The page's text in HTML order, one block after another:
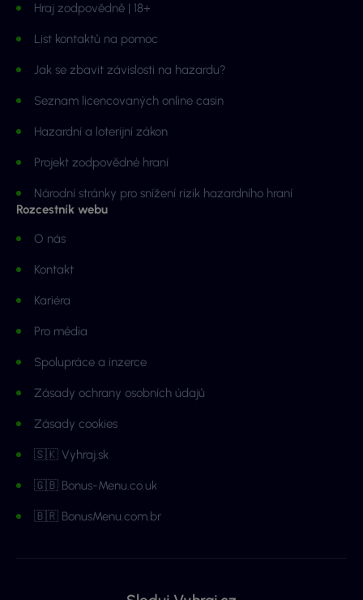
Hraj zodpovědně | 18+
List kontaktů na pomoc
Jak se zbavit závislosti na hazardu?
Seznam licencovaných online casin
Hazardní a loterijní zákon
Projekt zodpovědné hraní
Národní stránky pro snížení rizik hazardního hraní
Rozcestník webu
O nás
Kontakt
Kariéra
Pro média
Spolupráce a inzerce
Zásady ochrany osobních údajů
Zásady cookies
🇸🇰 Vyhraj.sk
🇬🇧 Bonus-Menu.co.uk
🇧🇷 BonusMenu.com.br